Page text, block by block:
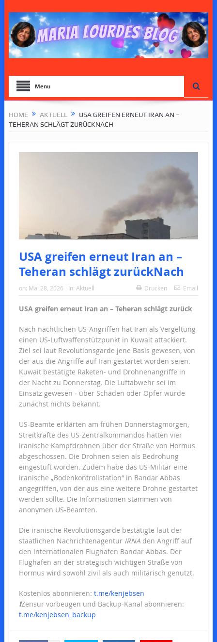
Menu
HOME AKTUELL
USA GREIFEN ERNEUT IRAN AN –
TEHERAN SCHLÄGT ZURÜCKNACH
USA greifen erneut Iran an –
Teheran schlägt zurückNach
on: Mai 28, 2026 In: Aktuell Drucken Email
USA greifen erneut Iran an – Teheran schlägt zurück
Nach nächtlichen US-Angriffen hat Iran als Vergeltung
einen US-Luftwaffenstützpunkt in Kuwait attackiert.
Ziel sei laut Revolutionsgarde jene Basis gewesen, von
der aus die Angriffe auf Iran gestartet worden seien.
Kuwait bestätigte Raketen- und Drohnenangriffe in
der Nacht zu Donnerstag. Die Luftabwehr sei im
Einsatz gewesen ‒ über Schäden oder Opfer wurde
zunächst nichts bekannt.
US-Beamte erklärten am frühen Donnerstagmorgen,
Streitkräfte des US-Zentralkommandos hätten vier
iranische Kampfdrohnen über der Straße von Hormus
abgeschossen. Die Drohnen seien als Bedrohung
eingestuft worden. Zudem habe das US-Militär eine
iranische „Bodenkontrollstation“ in Bandar Abbas
angegriffen, von der aus eine weitere Drohne gestartet
werden sollte. Die Informationen stammen von
anonymen US-Beamten.
Die iranische Revolutionsgarde bestätigte laut der
staatlichen Nachrichtenagentur IRNAden Angriff auf
den internationalen Flughafen Bandar Abbas. Der
Flughafen an der strategisch wichtigen Straße von
Hormus wird sowohl zivil als auch militärisch genutzt.
Kostenlos abonnieren: t.me/kenjebsen
❗️Zensur vorbeugen und Backup-Kanal abonnieren:
t.me/kenjebsen_backup